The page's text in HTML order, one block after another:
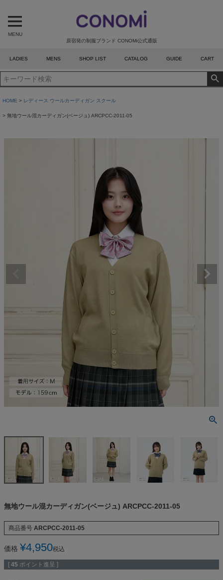
原宿発の制服ブランド CONOMi公式通販
MENU
LADIES MENS SHOP LIST CATALOG GUIDE CART
HOME レディース ウールカーディガン スクール
無地ウール混カーディガン(ベージュ) ARCPCC-2011-05
無地ウール混カーディガン(ベージュ) ARCPCC-2011-05
商品番号 ARCPCC-2011-05
価格 ¥4,950税込
[ 45 ポイント進呈 ]